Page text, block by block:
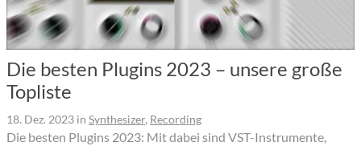
Die besten Plugins 2023 – unsere große
Topliste
18. Dez. 2023 in Synthesizer, Recording
Die besten Plugins 2023: Mit dabei sind VST-Instrumente,